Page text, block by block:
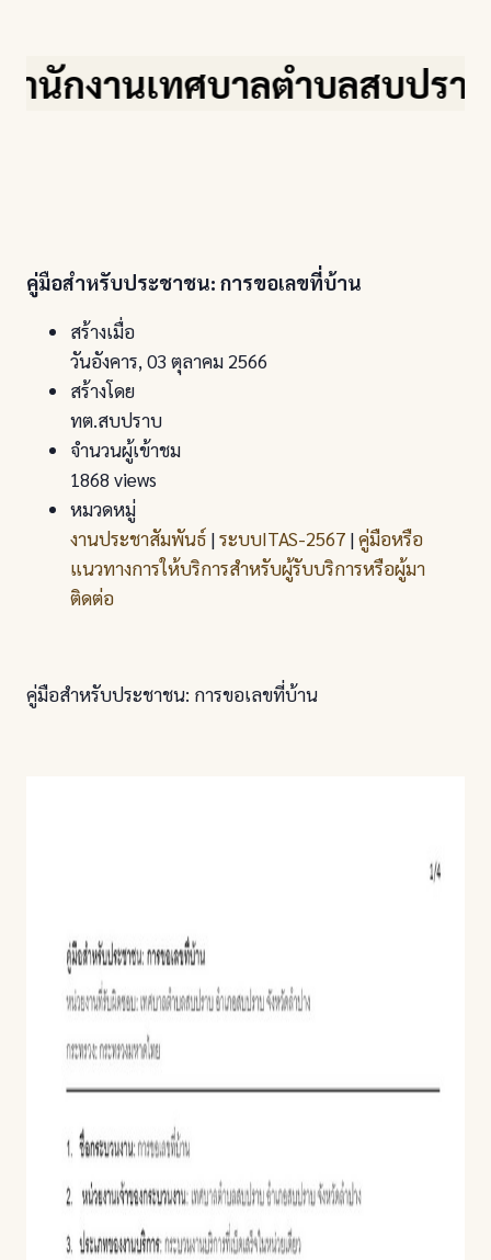
านเทศบาลตำบลสบปราบ จ.
คู่มือสำหรับประชาชน: การขอเลขที่บ้าน
สร้างเมื่อ
วันอังคาร, 03 ตุลาคม 2566
สร้างโดย
ทต.สบปราบ
จำนวนผู้เข้าชม
1868 views
หมวดหมู่
งานประชาสัมพันธ์ |ระบบITAS-2567 |คู่มือหรือ
แนวทางการให้บริการสำหรับผู้รับบริการหรือผู้มา
ติดต่อ
คู่มือสำหรับประชาชน: การขอเลขที่บ้าน